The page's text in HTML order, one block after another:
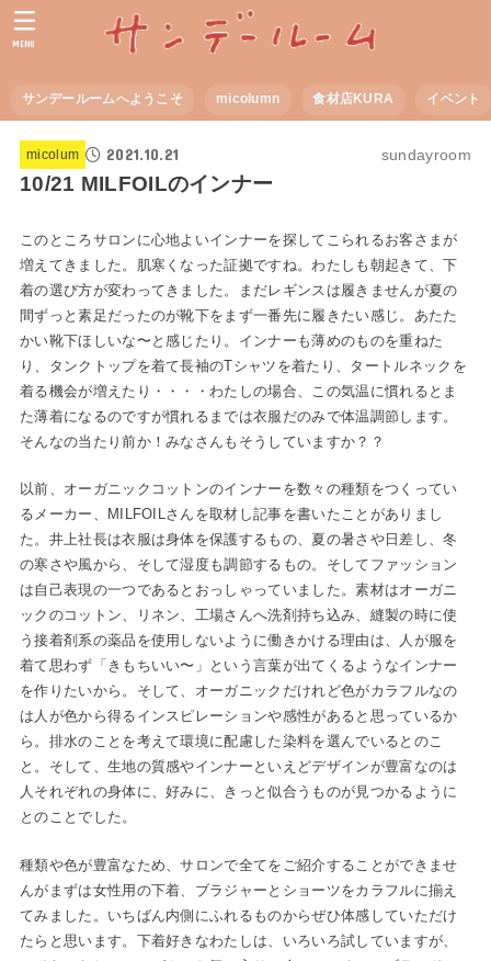
サンデールームへようこそ micolumn 食材店KURA イベント
MENU
micolum 2021.10.21 sundayroom
10/21 MILFOILのインナー
このところサロンに心地よいインナーを探してこられるお客さまが
増えてきました。肌寒くなった証拠ですね。わたしも朝起きて、下
着の選び方が変わってきました。まだレギンスは履きませんが夏の
間ずっと素足だったのが靴下をまず一番先に履きたい感じ。あたた
かい靴下ほしいな〜と感じたり。インナーも薄めのものを重ねた
り、タンクトップを着て長袖のTシャツを着たり、タートルネックを
着る機会が増えたり・・・・わたしの場合、この気温に慣れるとま
た薄着になるのですが慣れるまでは衣服だのみで体温調節します。
そんなの当たり前か！みなさんもそうしていますか？？
以前、オーガニックコットンのインナーを数々の種類をつくってい
るメーカー、MILFOILさんを取材し記事を書いたことがありまし
た。井上社長は衣服は身体を保護するもの、夏の暑さや日差し、冬
の寒さや風から、そして湿度も調節するもの。そしてファッション
は自己表現の一つであるとおっしゃっていました。素材はオーガニ
ックのコットン、リネン、工場さんへ洗剤持ち込み、縫製の時に使
う接着剤系の薬品を使用しないように働きかける理由は、人が服を
着て思わず「きもちいい〜」という言葉が出てくるようなインナー
を作りたいから。そして、オーガニックだけれど色がカラフルなの
は人が色から得るインスピレーションや感性があると思っているか
ら。排水のことを考えて環境に配慮した染料を選んでいるとのこ
と。そして、生地の質感やインナーといえどデザインが豊富なのは
人それぞれの身体に、好みに、きっと似合うものが見つかるように
とのことでした。
種類や色が豊富なため、サロンで全てをご紹介することができませ
んがまずは女性用の下着、ブラジャーとショーツをカラフルに揃え
てみました。いちばん内側にふれるものからぜひ体感していただけ
たらと思います。下着好きなわたしは、いろいろ試していますが、